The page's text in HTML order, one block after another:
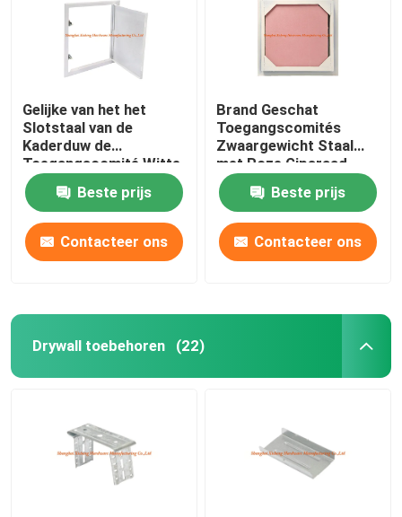
Gelijke van het het
Slotstaal van de
Kaderduw de
Toegangscomité Witte
Poeder Met een laag
bedekte Schaduw Gap
Beste prijs
Contacteer ons
Brand Geschat
Toegangscomités
Zwaargewicht Staal
met Roze Gipsraad
voor Drywall
Beste prijs
Contacteer ons
Drywall toebehoren (22)